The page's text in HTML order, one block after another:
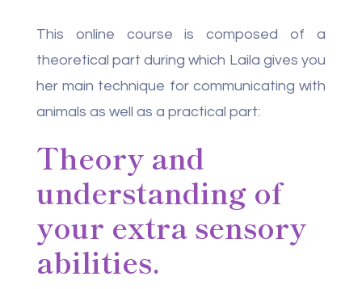
This online course is composed of a
theoretical part during which Laila gives you
her main technique for communicating with
animals as well as a practical part:
Theory and
understanding of
your extra sensory
abilities.